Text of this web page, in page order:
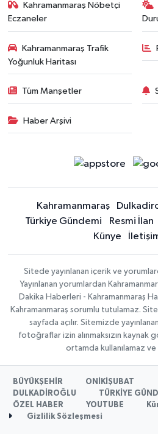
Kahramanmaraş Nöbetçi
Eczaneler
Kahramanmaraş Trafik
Yoğunluk Haritası
Tüm Manşetler
Haber Arşivi
Kahramanmaraş
Türkiye Gündemi
Resmi İlan
Künye
Sitede yayınlanan içerik ve
Yayınlanan yorumlardan
Dakika Haberleri - Kahramanmaraş
Kahramanmaraş sorumlu tutulamaz.
sayfada açılır. Sitemizde
fotoğraflar izin alınmaksızın kaynak
ortamda kullanılamaz ve
BÜYÜKŞEHİR
ONİKİŞUBAT
DULKADİROĞLU
TÜRKİYE
ÖZEL HABER
YOUTUBE
Gizlilik Sözleşmesi